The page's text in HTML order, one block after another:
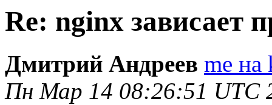
Re: nginx зависает
Дмитрий Андреев me на
Пн Мар 14 08:26:51 UTC